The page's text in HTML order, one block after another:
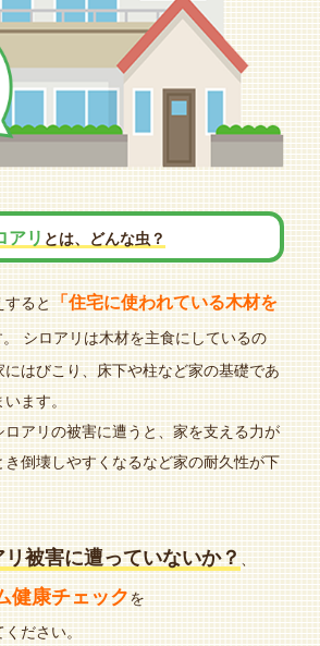
アリ とは、どんな虫？
すると「住宅に使われている木材を
シロアリは木材を主食にしているの
にはびこり、床下や柱など家の基礎であ
います。
アリの被害に遭うと、家を支える力が
き倒壊しやすくなるなど家の耐久性が下
被害に遭っていないか？、
健康チェックを
ください。